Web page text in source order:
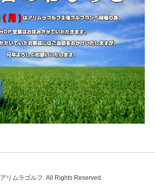
アリムラゴルフ . All Rights Reserved.